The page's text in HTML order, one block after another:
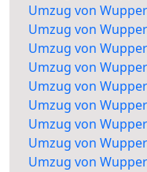
Umzug von
Umzug von
Umzug von
Umzug von
Umzug von
Umzug von
Umzug von
Umzug von
Umzug von